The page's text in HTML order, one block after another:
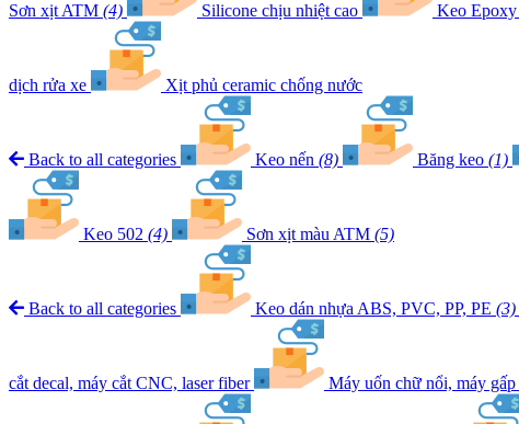
Sơn xịt ATM (4) Silicone chịu nhiệt cao Keo Epoxy
dịch rửa xe Xịt phủ ceramic chống nước
Back to all categories Keo nến (8) Băng keo (1)
Keo 502 (4) Sơn xịt màu ATM (5)
Back to all categories Keo dán nhựa ABS, PVC, PP, PE (3)
cắt decal, máy cắt CNC, laser fiber Máy uốn chữ nổi, máy gấp